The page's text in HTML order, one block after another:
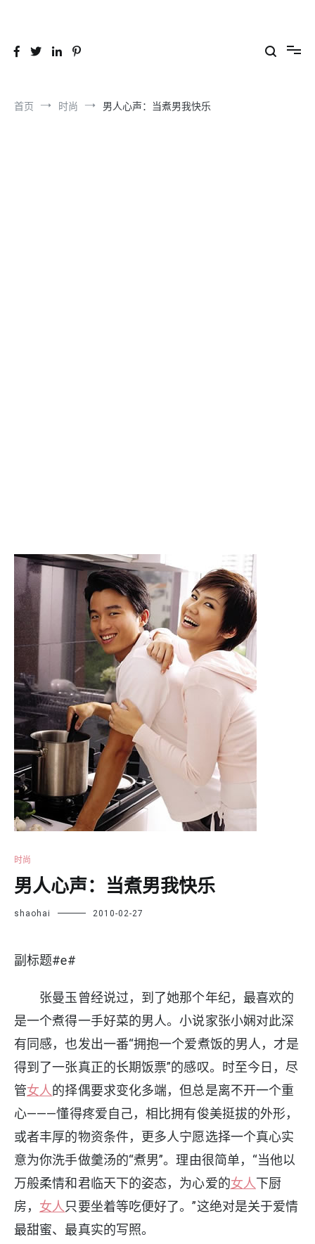
首页 时尚 男人心声：当煮男我快乐
时尚
男人心声：当煮男我快乐
shaohai 2010-02-27
副标题#e#
张曼玉曾经说过，到了她那个年纪，最喜欢的
是一个煮得一手好菜的男人。小说家张小娴对此深
有同感，也发出一番“拥抱一个爱煮饭的男人，才是
得到了一张真正的长期饭票”的感叹。时至今日，尽
管女人的择偶要求变化多端，但总是离不开一个重
心———懂得疼爱自己，相比拥有俊美挺拔的外形，
或者丰厚的物资条件，更多人宁愿选择一个真心实
意为你洗手做羹汤的“煮男”。理由很简单，“当他以
万般柔情和君临天下的姿态，为心爱的女人下厨
房， 女人只要坐着等吃便好了。”这绝对是关于爱情
最甜蜜、最真实的写照。